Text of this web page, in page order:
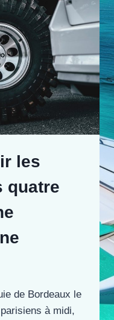
les
quatre
de Bordeaux le
à midi,